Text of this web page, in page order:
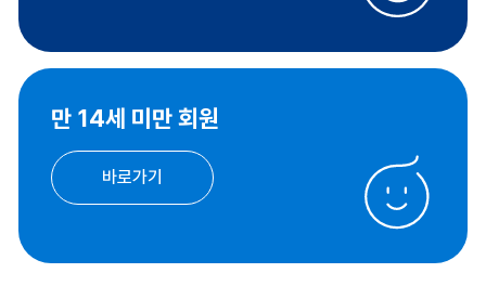
만 14세 미만 회원
바로가기